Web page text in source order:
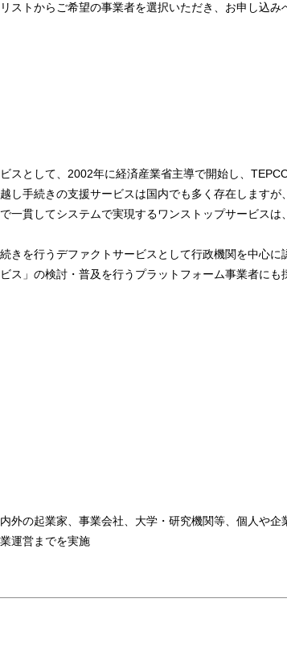
トからご希望の事業者を選択いただき、お申し込み
スとして、2002年に経済産業省主導で開始し、
手続きの支援サービスは国内でも多く存在しますが
貫してシステムで実現するワンストップサービスは
を行うデファクトサービスとして行政機関を中心に
」の検討・普及を行うプラットフォーム事業者にも
の起業家、事業会社、大学・研究機関等、個人や企
運営までを実施